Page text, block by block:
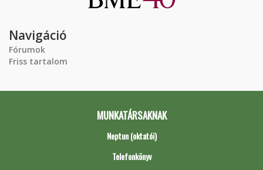
Navigáció
Fórumok
Friss tartalom
MUNKATÁRSAKNAK
Neptun (oktatói)
Telefonkönyv